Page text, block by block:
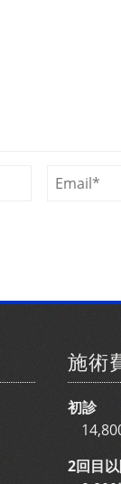
施術
初診
2回目